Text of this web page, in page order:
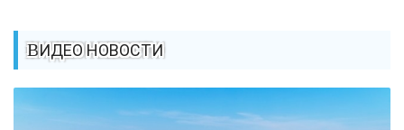
ВИДЕО НОВОСТИ